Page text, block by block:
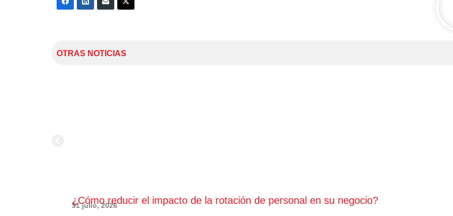
OTRAS NOTICIAS
¿Cómo reducir el impacto de la rotación de personal en su negocio?
31 julio, 2026